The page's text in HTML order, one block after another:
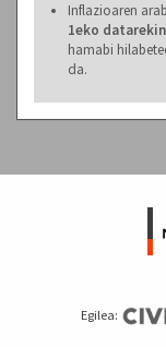
Inflazioaren
1eko
hamabi
da.
Egilea: